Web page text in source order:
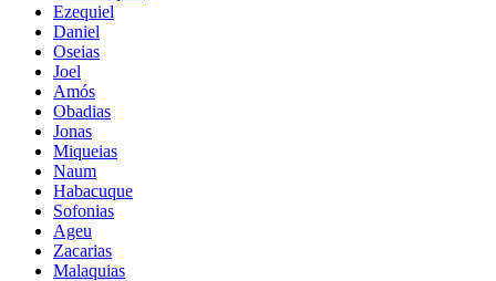
Ezequiel
Daniel
Oseias
Joel
Amós
Obadias
Jonas
Miqueias
Naum
Habacuque
Sofonias
Ageu
Zacarias
Malaquias